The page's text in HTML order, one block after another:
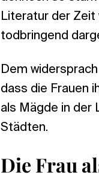
Literatur der Zeit
todbringend
Dem
dass die Frauen
als Mägde in der
Städten.
Die Frau